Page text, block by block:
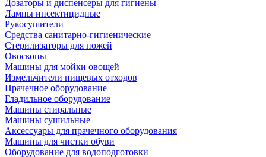
Дозаторы и диспенсеры для гигиены
Лампы инсектицидные
Рукосушители
Средства санитарно-гигиенические
Стерилизаторы для ножей
Овоскопы
Машины для мойки овощей
Измельчители пищевых отходов
Прачечное оборудование
Гладильное оборудование
Машины стиральные
Машины сушильные
Аксессуары для прачечного оборудования
Машины для чистки обуви
Оборудование для водоподготовки